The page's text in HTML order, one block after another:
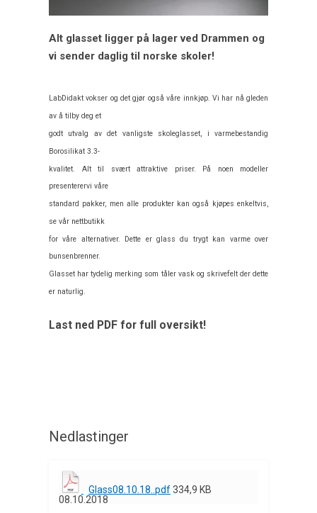
Kjemiforsøk med norske veiledninger
Alt glasset ligger på lager ved Drammen og
vi sender daglig til norske skoler!
LabDidakt vokser og det gjør også våre innkjøp. Vi har nå gleden
av å tilby deg et
godt utvalg av det vanligste skoleglasset, i varmebestandig
Borosilikat 3.3-
kvalitet. Alt til svært attraktive priser. På noen modeller
presenterervi våre
standard pakker, men alle produkter kan også kjøpes enkeltvis,
se vår nettbutikk
for våre alternativer. Dette er glass du trygt kan varme over
bunsenbrenner.
Glasset har tydelig merking som tåler vask og skrivefelt der dette
er naturlig.
Last ned PDF for full oversikt!
Nedlastinger
Glass08.10.18..pdf334,9 KB
08.10.2018